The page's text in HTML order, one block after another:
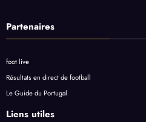
Partenaires
foot live
Résultats en direct de football
Le Guide du Portugal
Liens utiles